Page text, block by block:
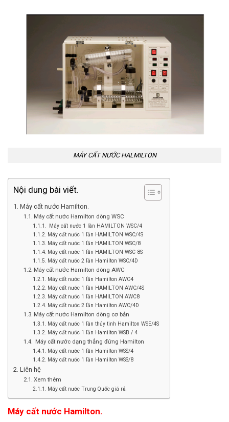
MÁY CẤT NƯỚC HALMILTON
Nội dung bài viết.
Máy cất nước Hamilton.
Máy cất nước Hamilton dòng WSC
Máy cất nước 1 lần HAMILTON WSC/4
Máy cất nước 1 lần HAMILTON WSC/4S
Máy cất nước 1 lần HAMILTON WSC/8
Máy cất nước 1 lần HAMILTON WSC 8S
Máy cất nước 2 lần Hamilton WSC/4D
Máy cất nước Hamilton dòng AWC
Máy cất nước 1 lần Hamilton AWC4
Máy cất nước 1 lần HAMILTON AWC/4S
Máy cất nước 1 lần HAMILTON AWC8
Máy cất nước 2 lần Hamilton AWC/4D
Máy cất nước Hamilton dòng cơ bản
Máy cất nước 1 lần thủy tinh Hamilton WSE/4S
Máy cất nước 1 lần Hamilton WSB / 4
Máy cất nước dạng thẳng đứng Hamilton
Máy cất nước 1 lần Hamilton WSS/4
Máy cất nước 1 lần Hamilton WSS/8
Liên hệ
Xem thêm
Máy cất nước Trung Quốc giá rẻ.
Máy cất nước Hamilton.